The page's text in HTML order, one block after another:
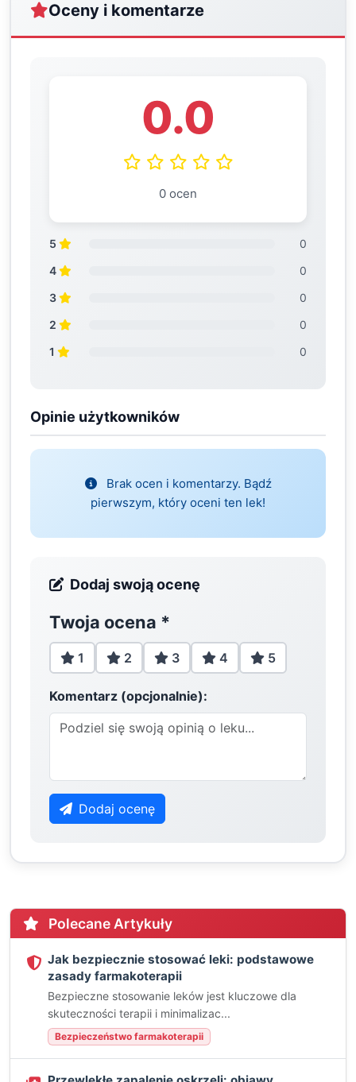
Oceny i komentarze
0.0
0 ocen
5
0
4
0
3
0
2
0
1
0
Opinie użytkowników
Brak ocen i komentarzy. Bądź
pierwszym, który oceni ten lek!
Dodaj swoją ocenę
Twoja ocena *
1 2 3 4 5
Komentarz (opcjonalnie):
Dodaj ocenę
Polecane Artykuły
Jak bezpiecznie stosować leki: podstawowe
zasady farmakoterapii
Bezpieczne stosowanie leków jest kluczowe dla
skuteczności terapii i minimalizac...
Bezpieczeństwo farmakoterapii